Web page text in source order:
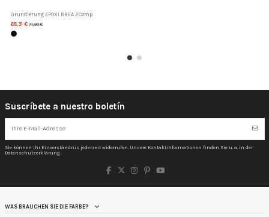
Grundierung EPOXI BREA 2Comp
68,31 € 71,90 €
Suscríbete a nuestro boletín
Sie können Ihr Einverständnis jederzeit widerrufen. Unsere Kontaktinformationen finden Sie u. a. in der
Datenschutzerklärung.
WAS BRAUCHEN SIE DIE FARBE?